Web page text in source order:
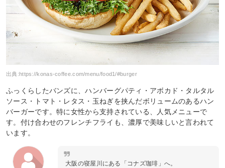
出典:https://konas-coffee.com/menu/food1/#burger
ふっくらしたバンズに、ハンバーグパティ・アボカド・タルタル
ソース・トマト・レタス・玉ねぎを挟んだボリュームのあるハン
バーガーです。特に女性から支持されている、人気メニューで
す。付け合わせのフレンチフライも、濃厚で美味しいと言われて
います。
大阪の寝屋川にある「コナズ珈琲」へ。